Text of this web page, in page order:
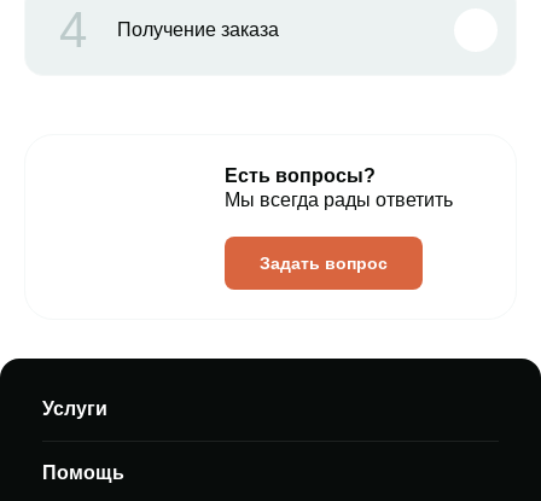
4 Получение заказа
Есть вопросы?
Мы всегда рады ответить
Задать вопрос
Услуги
Помощь